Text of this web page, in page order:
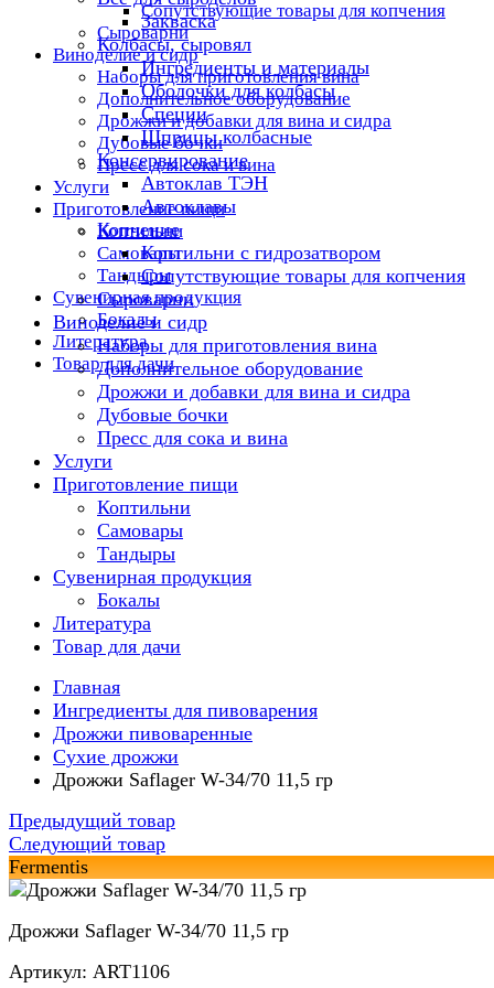
Сопутствующие товары для копчения
Сыроварни
Виноделие и сидр
Наборы для приготовления вина
Дополнительное оборудование
Дрожжи и добавки для вина и сидра
Дубовые бочки
Пресс для сока и вина
Услуги
Приготовление пищи
Коптильни
Самовары
Тандыры
Сувенирная продукция
Бокалы
Литература
Товар для дачи
Закваска
Колбасы, сыровял
Ингредиенты и материалы
Оболочки для колбасы
Специи
Шприцы колбасные
Консервирование
Автоклав ТЭН
Автоклавы
Копчение
Коптильни с гидрозатвором
Сопутствующие товары для копчения
Сыроварни
Виноделие и сидр
Наборы для приготовления вина
Дополнительное оборудование
Дрожжи и добавки для вина и сидра
Дубовые бочки
Пресс для сока и вина
Услуги
Приготовление пищи
Коптильни
Самовары
Тандыры
Сувенирная продукция
Бокалы
Литература
Товар для дачи
Главная
Ингредиенты для пивоварения
Дрожжи пивоваренные
Сухие дрожжи
Дрожжи Saflager W-34/70 11,5 гр
Предыдущий товар
Следующий товар
Fermentis
Дрожжи Saflager W-34/70 11,5 гр
Артикул: ART1106